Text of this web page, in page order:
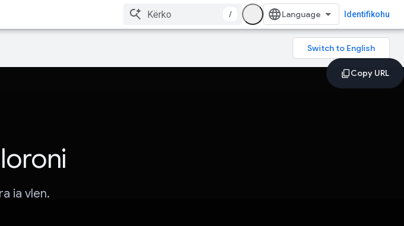
/ Identifikohu
ia vlen.